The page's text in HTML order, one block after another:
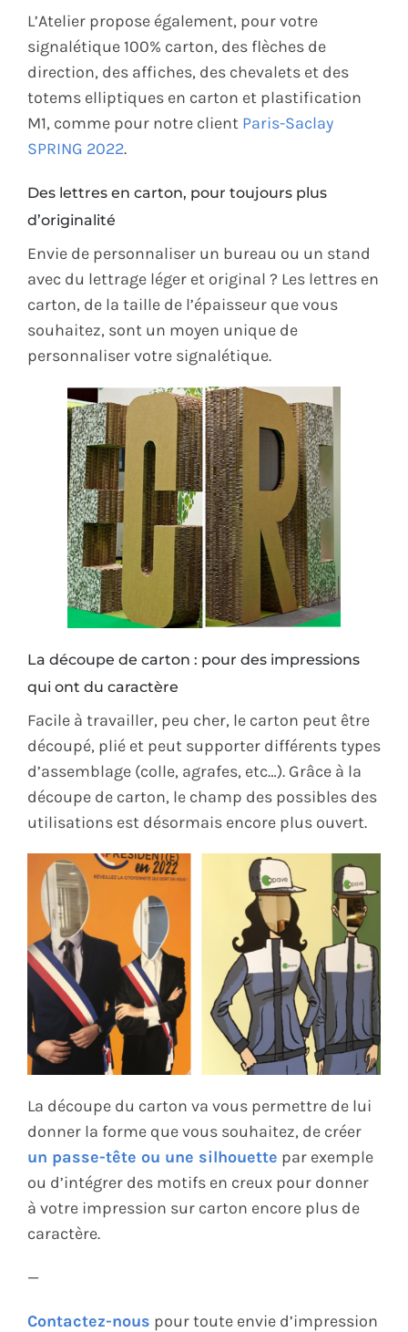
L’Atelier propose également, pour votre
signalétique 100% carton, des flèches de
direction, des affiches, des chevalets et des
totems elliptiques en carton et plastification
M1, comme pour notre client Paris-Saclay
SPRING 2022.
Des lettres en carton, pour toujours plus
d’originalité
Envie de personnaliser un bureau ou un stand
avec du lettrage léger et original ? Les lettres en
carton, de la taille de l’épaisseur que vous
souhaitez, sont un moyen unique de
personnaliser votre signalétique.
La découpe de carton : pour des impressions
qui ont du caractère
Facile à travailler, peu cher, le carton peut être
découpé, plié et peut supporter différents types
d’assemblage (colle, agrafes, etc…). Grâce à la
découpe de carton, le champ des possibles des
utilisations est désormais encore plus ouvert.
La découpe du carton va vous permettre de lui
donner la forme que vous souhaitez, de créer
un passe-tête ou une silhouette par exemple
ou d’intégrer des motifs en creux pour donner
à votre impression sur carton encore plus de
caractère.
—
Contactez-nous pour toute envie d’impression